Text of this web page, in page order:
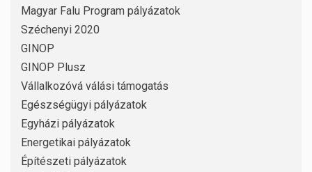
Magyar Falu Program pályázatok
Széchenyi 2020
GINOP
GINOP Plusz
Vállalkozóvá válási támogatás
Egészségügyi pályázatok
Egyházi pályázatok
Energetikai pályázatok
Építészeti pályázatok